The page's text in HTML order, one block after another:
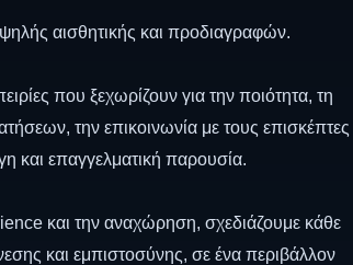
αισθητικής και προδιαγραφών.
που ξεχωρίζουν για την ποιότητα, τη
την επικοινωνία με τους επισκέπτες
και επαγγελματική παρουσία.
και την αναχώρηση, σχεδιάζουμε κάθε
και εμπιστοσύνης, σε ένα περιβάλλον